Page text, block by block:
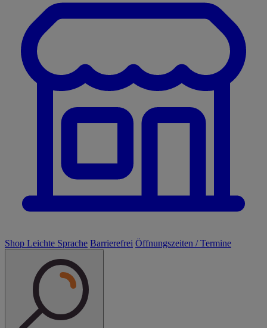
Shop Leichte Sprache Barrierefrei Öffnungszeiten / Termine